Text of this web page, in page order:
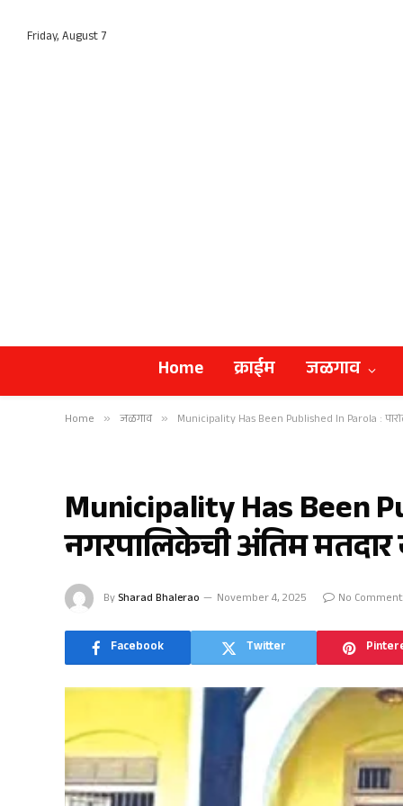
Friday, August 7
Home क्राईम जळगाव
Home » जळगाव » Municipality Has Been Published In Parola :
Municipality Has Been
नगरपालिकेची अंतिम मतदार
By Sharad Bhalerao November 4, 2025 No
Facebook Twitter